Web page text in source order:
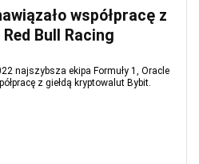
współpracę z
Bull Racing
najszybsza ekipa Formuły 1, Oracle
z giełdą kryptowalut Bybit.